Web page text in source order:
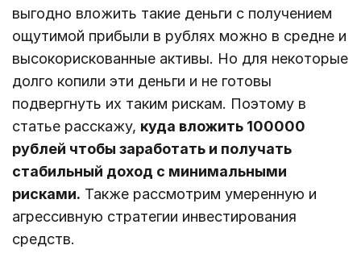
выгодно вложить такие деньги с получением
ощутимой прибыли в рублях можно в средне и
высокорискованные активы. Но для некоторые
долго копили эти деньги и не готовы
подвергнуть их таким рискам. Поэтому в
статье расскажу, куда вложить 100000
рублей чтобы заработать и получать
стабильный доход с минимальными
рисками. Также рассмотрим умеренную и
агрессивную стратегии инвестирования
средств.